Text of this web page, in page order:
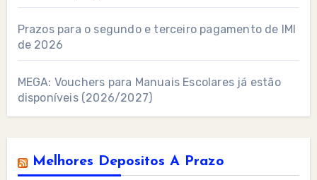
Prazos para o segundo e terceiro pagamento de IMI
de 2026
MEGA: Vouchers para Manuais Escolares já estão
disponíveis (2026/2027)
Melhores Depositos A Prazo